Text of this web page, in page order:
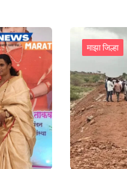
माझा जिल्हा